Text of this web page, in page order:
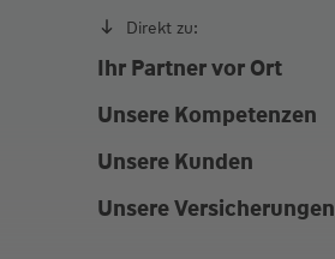
Direkt zu:
Ihr Partner vor Ort
Unsere Kompetenzen
Unsere Kunden
Unsere Versicherungen